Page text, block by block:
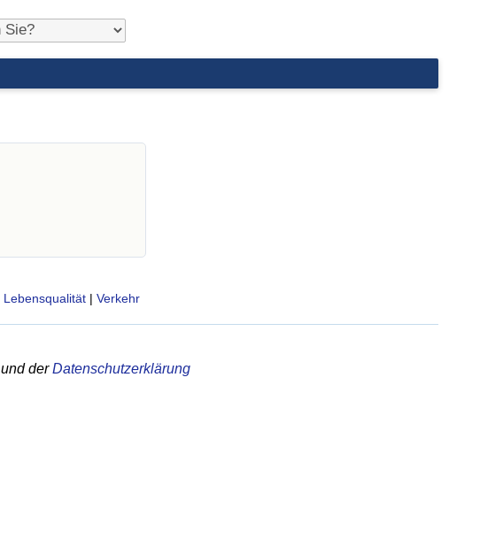
Lebensqualität | Verkehr
und derDatenschutzerklärung